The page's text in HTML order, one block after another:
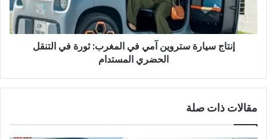
ثورة
التنقل
الحضريإنتاج سيارة ستروين آمي في المغرب: ثورة في التنقل
الحضري المستدام
مقالات ذات صلة